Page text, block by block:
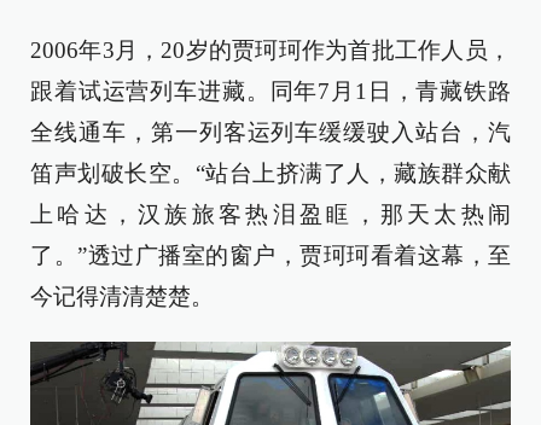
2006年3月，20岁的贾珂珂作为首批工作人员，
跟着试运营列车进藏。同年7月1日，青藏铁路
全线通车，第一列客运列车缓缓驶入站台，汽
笛声划破长空。“站台上挤满了人，藏族群众献
上哈达，汉族旅客热泪盈眶，那天太热闹
了。”透过广播室的窗户，贾珂珂看着这幕，至
今记得清清楚楚。